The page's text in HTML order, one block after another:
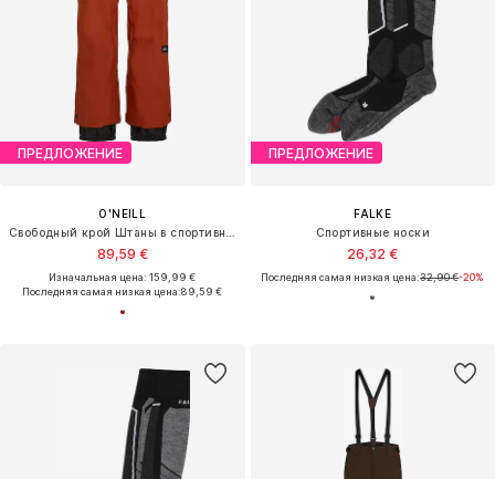
ПРЕДЛОЖЕНИЕ
O'NEILL
89,59 €
Изначальная цена: 159,99 €
Последняя самая низкая цена:89,59 €
ПРЕДЛОЖЕНИЕ
FALKE
Спортивные носки
26,32 €
Последняя самая низкая цена:32,90 €-20%